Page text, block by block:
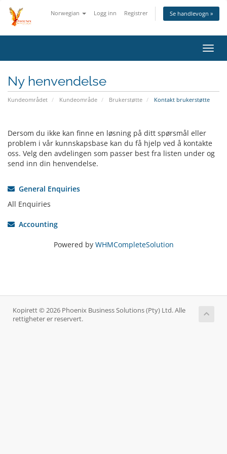
Norwegian Logg inn Registrer Se handlevogn »
Bytt
Ny henvendelse
Kundeområdet Kundeområde Brukerstøtte Kontakt brukerstøtte
Dersom du ikke kan finne en løsning på ditt spørsmål eller
problem i vår kunnskapsbase kan du få hjelp ved å kontakte
oss. Velg den avdelingen som passer best fra listen under og
send inn din henvendelse.
General Enquiries
All Enquiries
Accounting
Powered by WHMCompleteSolution
Kopirett © 2026 Phoenix Business Solutions (Pty) Ltd. Alle
rettigheter er reservert.